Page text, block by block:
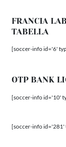
FRANCIA
TABELLA
[soccer-info id='6'
OTP BANK
[soccer-info id='10'
[soccer-info id='281'